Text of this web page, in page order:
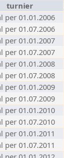
turnier
per 01.01.2006
per 01.07.2006
per 01.01.2007
per 01.07.2007
per 01.01.2008
per 01.07.2008
per 01.01.2009
per 01.07.2009
per 01.01.2010
per 01.07.2010
per 01.01.2011
per 01.07.2011